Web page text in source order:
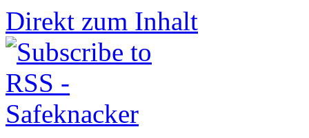
Direkt zum Inhalt